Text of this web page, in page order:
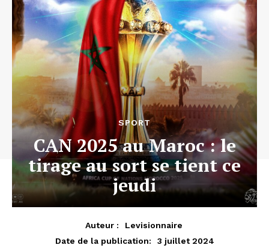
SPORT
CAN 2025 au Maroc : le
tirage au sort se tient ce
jeudi
Auteur :
Levisionnaire
Date de la publication:
3 juillet 2024